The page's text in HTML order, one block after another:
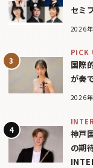
セミ
2026
PICK
国際
が奏
2026
神戸
の期